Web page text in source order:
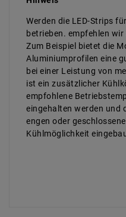
Werden die LED-Strips
betrieben. empfehlen
Zum Beispiel bietet die
Aluminiumprofilen eine
bei einer Leistung von
ist ein zusätzlicher
empfohlene
eingehalten werden und
engen oder
Kühlmöglichkeit